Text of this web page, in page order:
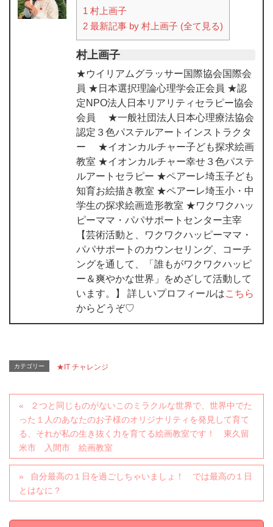
1 村上画子
2 最新記事 by 村上画子 (全て見る)
村上画子
★ウイリアムグラッサー国際協会国際会
員 ★日本選択理論心理学会正会員 ★認
定NPO法人日本リアリティセラピー協会
会員 ★一般社団法人日本心理療法協会
認定３色パステルアートインストラクタ
ー ★イオンカルチャー子ども探求絵画
教室 ★イオンカルチャー幸せ３色パステ
ルアートセラピー ★ペアーレ埼玉子ども
知育お絵描き教室 ★ペアーレ埼玉小・中
学生の探求絵画造形教室 ★ワクワクハッ
ピーママ・パパサポートセンター主宰
【芸術活動と、ワクワクハッピーママ・
パパサポートのカウンセリング、コーチ
ングを通して、「誰もがワクワクハッピ
ー＆爽やかな世界」をめざして活動して
います。】 詳しいプロフィールはこちら
からどうぞ♡
カテゴリー ★IT チャレンジ
２つと同じものがないこのミラクルな世界で、世界中でた
った１人のあなたのお子様のオリジナリティを発見して育て
る、それが私の生き抜く力を育てる絵画教室です！ 東久留
米市 入間市 絵画教室
自分最高の１日を過ごしちゃいましょ！ では最高の１日
とはなに？